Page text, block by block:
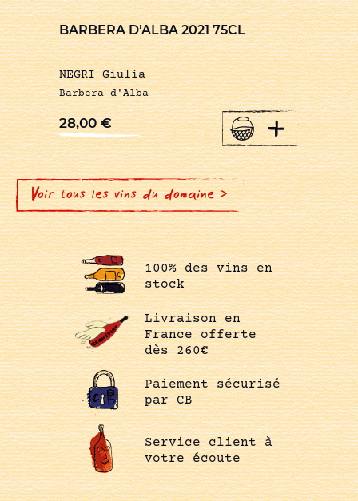
BARBERA D’ALBA 2021 75CL
NEGRI Giulia
Barbera d'Alba
28,00€ +
Voir tous les vins du domaine >
100% des vins en
stock
Livraison en
France offerte
dès 260€
Paiement sécurisé
par CB
Service client à
votre écoute